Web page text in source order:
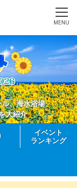
MENU
、海水浴場、
大紹介
イベント
ランキング